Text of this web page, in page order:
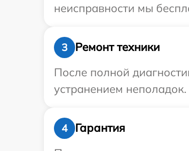
неисправности мы
3
Ремонт техники
После полной
устранением неполадок.
4
Гарантия